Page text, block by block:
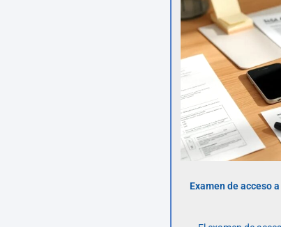
Examen de acceso